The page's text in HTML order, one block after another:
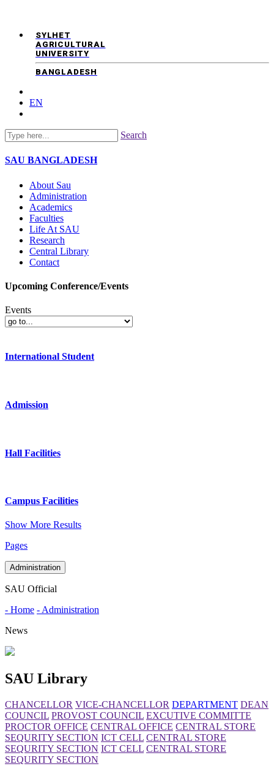
SYLHET
AGRICULTURAL
UNIVERSITY
BANGLADESH
EN
Search
SAU BANGLADESH
About Sau
Administration
Academics
Faculties
Life At SAU
Research
Central Library
Contact
Upcoming Conference/Events
Events
International Student
Admission
Hall Facilities
Campus Facilities
Show More Results
Pages
Administration
SAU Official
- Home - Administration
News
SAU Library
CHANCELLOR VICE-CHANCELLOR DEPARTMENT DEAN
COUNCIL PROVOST COUNCIL EXCUTIVE COMMITTE
PROCTOR OFFICE CENTRAL OFFICE CENTRAL STORE
SEQURITY SECTION ICT CELL CENTRAL STORE
SEQURITY SECTION ICT CELL CENTRAL STORE
SEQURITY SECTION